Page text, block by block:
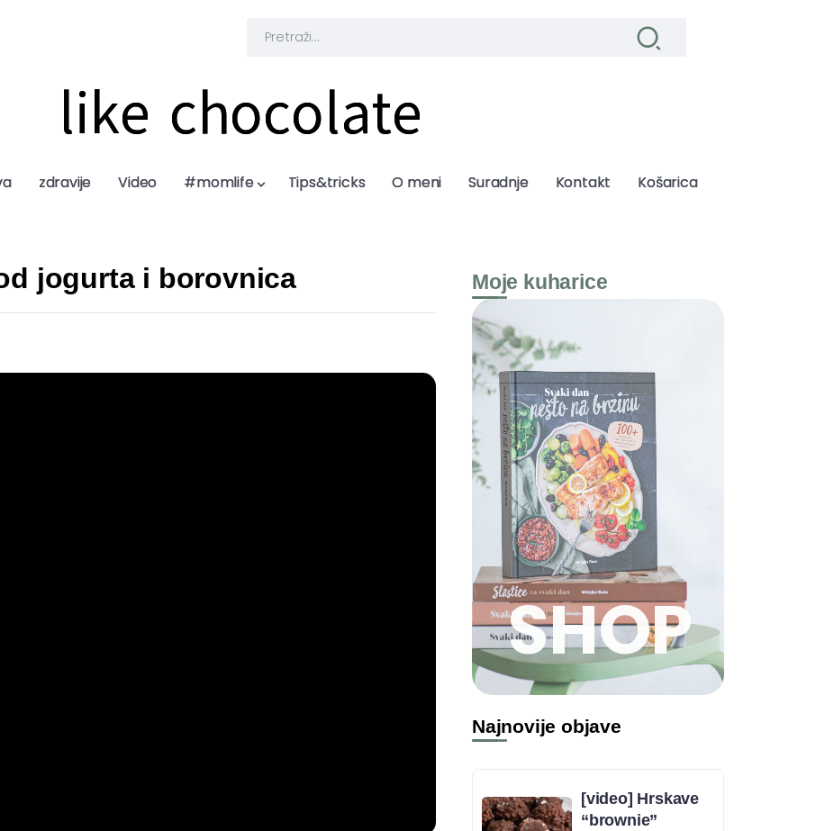
like chocolate
zdravije Video #momlife Tips&tricks O meni Suradnje Kontakt Košarica
like chocolate
zdravije Video #momlife Tips&tricks O meni Suradnje Kontakt Košarica
jogurta i borovnica Moje kuharice
SHOP
Najnovije objave
[video] Hrskave
“brownie”